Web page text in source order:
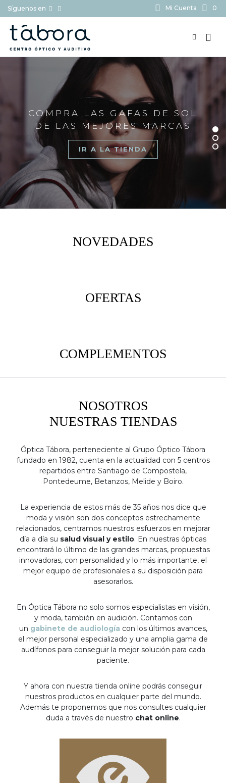
Síguenos en Mi Cuenta 0
COMPRA LAS GAFAS DE SOL
DE LAS MEJORES MARCAS
IR A LA TIENDA
NOVEDADES
OFERTAS
COMPLEMENTOS
NOSOTROS
NUESTRAS TIENDAS
Óptica Tábora, perteneciente al Grupo Óptico Tábora
fundado en 1982, cuenta en la actualidad con 5 centros
repartidos entre Santiago de Compostela,
Pontedeume, Betanzos, Melide y Boiro.
La experiencia de estos más de 35 años nos dice que
moda y visión son dos conceptos estrechamente
relacionados, centramos nuestros esfuerzos en mejorar
día a día su salud visual y estilo. En nuestras ópticas
encontrará lo último de las grandes marcas, propuestas
innovadoras, con personalidad y lo más importante, el
mejor equipo de profesionales a su disposición para
asesorarlos.
En Óptica Tábora no solo somos especialistas en visión,
y moda, también en audición. Contamos con
un gabinete de audiología con los últimos avances,
el mejor personal especializado y una amplia gama de
audífonos para conseguir la mejor solución para cada
paciente.
Y ahora con nuestra tienda online podrás conseguir
nuestros productos en cualquier parte del mundo.
Además te proponemos que nos consultes cualquier
duda a través de nuestro chat online.